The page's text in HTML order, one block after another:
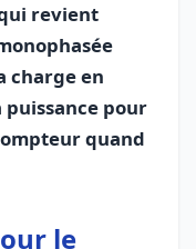
revient
charge en
puissance pour
quand
le